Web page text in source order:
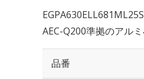
AEC-Q200準拠のアル
品番